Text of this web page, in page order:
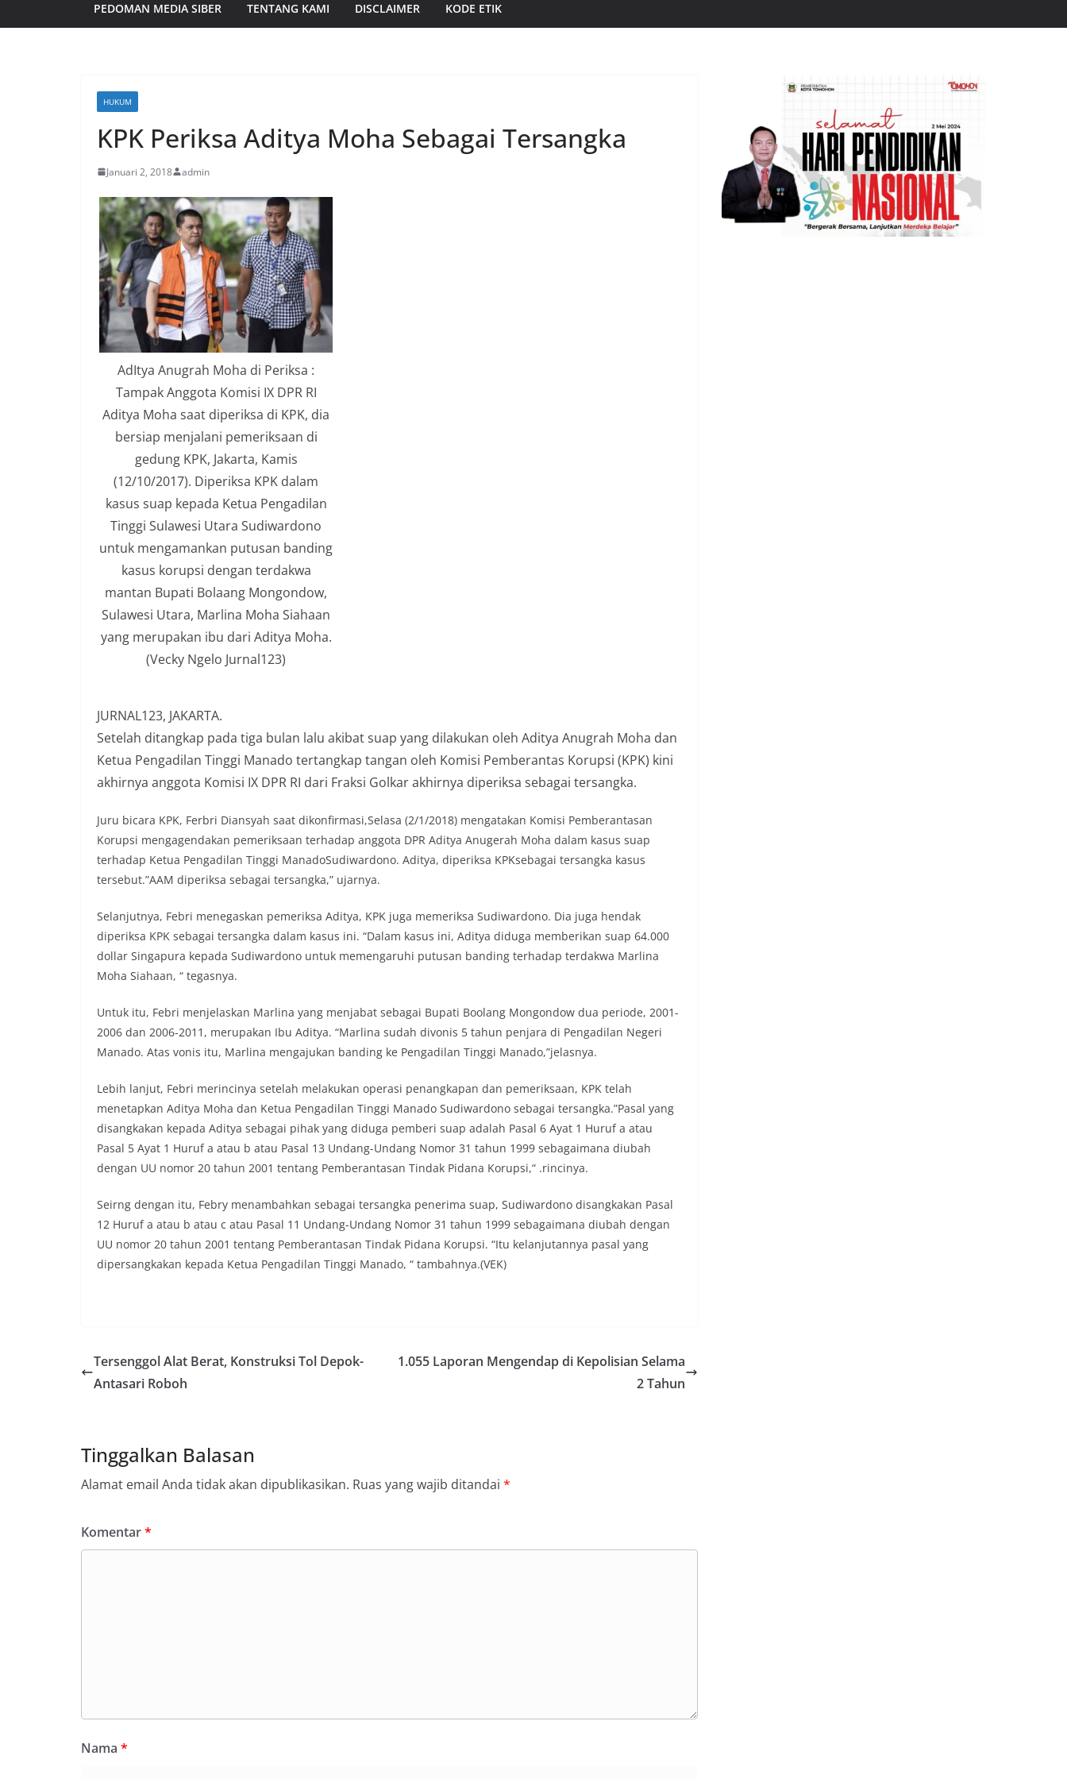
PEDOMAN MEDIA SIBER TENTANG KAMI DISCLAIMER KODE ETIK
HUKUM
KPK Periksa Aditya Moha Sebagai Tersangka
Januari 2, 2018 admin
AdItya Anugrah Moha di Periksa :
Tampak Anggota Komisi IX DPR RI
Aditya Moha saat diperiksa di KPK, dia
bersiap menjalani pemeriksaan di
gedung KPK, Jakarta, Kamis
(12/10/2017). Diperiksa KPK dalam
kasus suap kepada Ketua Pengadilan
Tinggi Sulawesi Utara Sudiwardono
untuk mengamankan putusan banding
kasus korupsi dengan terdakwa
mantan Bupati Bolaang Mongondow,
Sulawesi Utara, Marlina Moha Siahaan
yang merupakan ibu dari Aditya Moha.
(Vecky Ngelo Jurnal123)
JURNAL123, JAKARTA.
Setelah ditangkap pada tiga bulan lalu akibat suap yang dilakukan oleh Aditya Anugrah Moha dan
Ketua Pengadilan Tinggi Manado tertangkap tangan oleh Komisi Pemberantas Korupsi (KPK) kini
akhirnya anggota Komisi IX DPR RI dari Fraksi Golkar akhirnya diperiksa sebagai tersangka.
Juru bicara KPK, Ferbri Diansyah saat dikonfirmasi,Selasa (2/1/2018) mengatakan Komisi Pemberantasan
Korupsi mengagendakan pemeriksaan terhadap anggota DPR Aditya Anugerah Moha dalam kasus suap
terhadap Ketua Pengadilan Tinggi ManadoSudiwardono. Aditya, diperiksa KPKsebagai tersangka kasus
tersebut.”AAM diperiksa sebagai tersangka,” ujarnya.
Selanjutnya, Febri menegaskan pemeriksa Aditya, KPK juga memeriksa Sudiwardono. Dia juga hendak
diperiksa KPK sebagai tersangka dalam kasus ini. “Dalam kasus ini, Aditya diduga memberikan suap 64.000
dollar Singapura kepada Sudiwardono untuk memengaruhi putusan banding terhadap terdakwa Marlina
Moha Siahaan, “ tegasnya.
Untuk itu, Febri menjelaskan Marlina yang menjabat sebagai Bupati Boolang Mongondow dua periode, 2001-
2006 dan 2006-2011, merupakan Ibu Aditya. “Marlina sudah divonis 5 tahun penjara di Pengadilan Negeri
Manado. Atas vonis itu, Marlina mengajukan banding ke Pengadilan Tinggi Manado,”jelasnya.
Lebih lanjut, Febri merincinya setelah melakukan operasi penangkapan dan pemeriksaan, KPK telah
menetapkan Aditya Moha dan Ketua Pengadilan Tinggi Manado Sudiwardono sebagai tersangka.”Pasal yang
disangkakan kepada Aditya sebagai pihak yang diduga pemberi suap adalah Pasal 6 Ayat 1 Huruf a atau
Pasal 5 Ayat 1 Huruf a atau b atau Pasal 13 Undang-Undang Nomor 31 tahun 1999 sebagaimana diubah
dengan UU nomor 20 tahun 2001 tentang Pemberantasan Tindak Pidana Korupsi,“ .rincinya.
Seirng dengan itu, Febry menambahkan sebagai tersangka penerima suap, Sudiwardono disangkakan Pasal
12 Huruf a atau b atau c atau Pasal 11 Undang-Undang Nomor 31 tahun 1999 sebagaimana diubah dengan
UU nomor 20 tahun 2001 tentang Pemberantasan Tindak Pidana Korupsi. “Itu kelanjutannya pasal yang
dipersangkakan kepada Ketua Pengadilan Tinggi Manado, “ tambahnya.(VEK)
Tersenggol Alat Berat, Konstruksi Tol Depok-
Antasari Roboh
1.055 Laporan Mengendap di Kepolisian Selama
2 Tahun
Tinggalkan Balasan
Alamat email Anda tidak akan dipublikasikan. Ruas yang wajib ditandai *
Komentar*
Nama *